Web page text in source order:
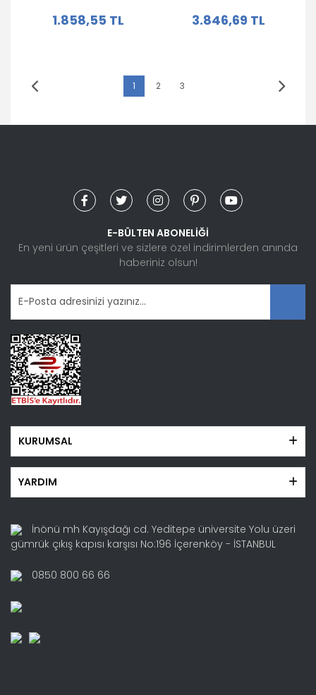
1.858,55 TL 3.846,69 TL
1 2 3
E-BÜLTEN ABONELİĞİ
En yeni ürün çeşitleri ve sizlere özel indirimlerden anında
haberiniz olsun!
KURUMSAL
YARDIM
İnönü mh Kayışdağı cd. Yeditepe üniversite Yolu üzeri
gümrük çıkış kapısı karşısı No:196 İçerenköy - İSTANBUL
0850 800 66 66